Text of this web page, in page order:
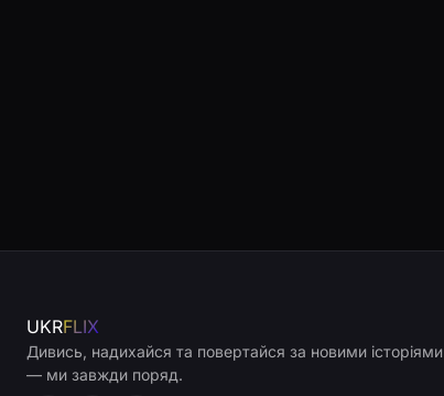
UKRFLIX
Дивись, надихайся та повертайся за новими історіями
— ми завжди поряд.